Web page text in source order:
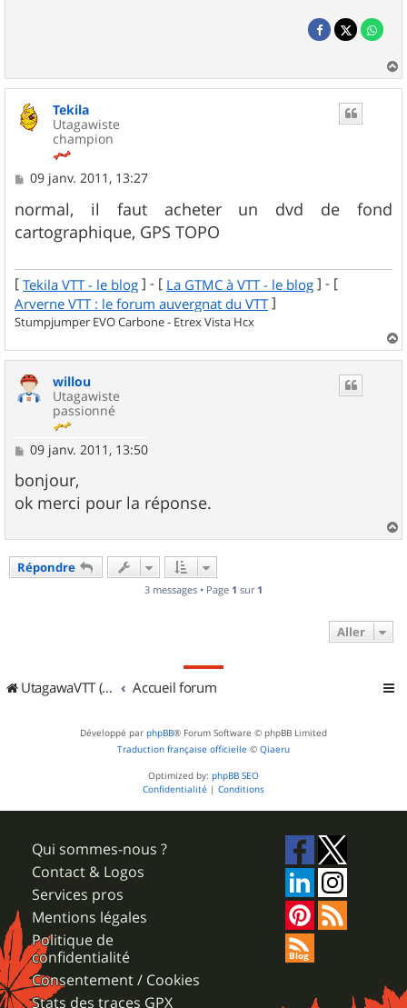
a
Tekila
Utagawiste
champion
M
s
s
a
09 janv. 2011, 13:27
normal, il faut acheter un dvd de fond
cartographique, GPS TOPO
[ Tekila VTT - le blog ] - [ La GTMC à VTT - le blog ] - [
Arverne VTT : le forum auvergnat du VTT ]
Stumpjumper EVO Carbone - Etrex Vista Hcx
a
willou
Utagawiste
passionné
M
s
s
a
09 janv. 2011, 13:50
bonjour,
ok merci pour la réponse.
a
Répondre
3 messages • Page 1 sur 1
Aller
UtagawaVTT (Randos VTT et VTTAE avec traces GPS) Accueil forum
Développé par phpBB® Forum Software © phpBB Limited
Traduction française officielle © Qiaeru
Optimized by: phpBB SEO
Confidentialité | Conditions
Qui sommes-nous ?
Contact & Logos
Services pros
Mentions légales
Politique de
confidentialité
Consentement / Cookies
Stats des traces GPX